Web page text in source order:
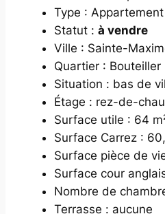
Type :
Statut :à vendre
Ville : Sainte-
Quartier : Bouteiller
Situation : bas de
Étage : rez-de-
Surface utile : 64
Surface Carrez :
Surface pièce de
Surface cour
Nombre de
Terrasse : aucune